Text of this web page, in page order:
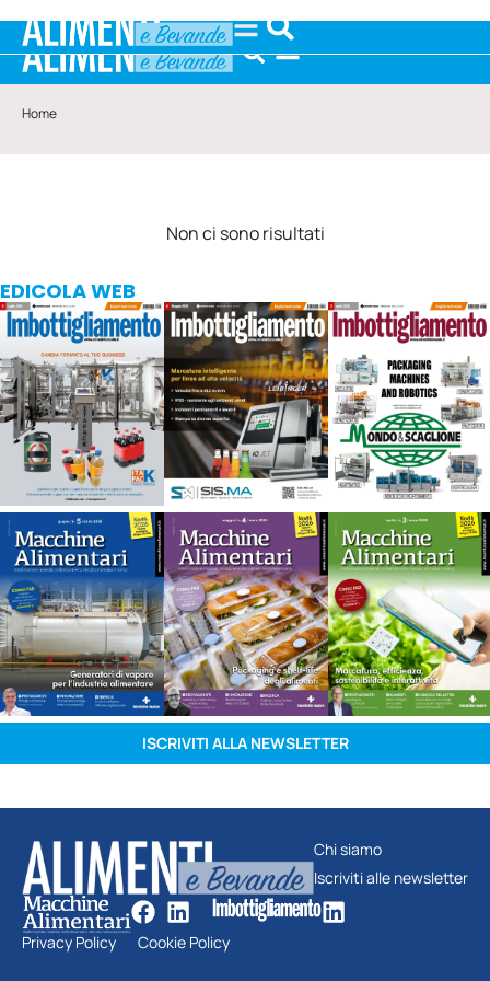
Home
Non ci sono risultati
EDICOLA WEB
ISCRIVITI ALLA NEWSLETTER
Chi siamo
Iscriviti alle newsletter
Privacy Policy Cookie Policy